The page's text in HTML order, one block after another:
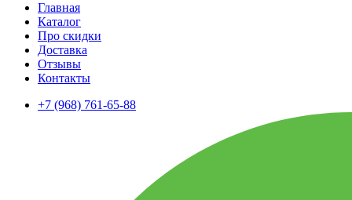
Главная
Каталог
Про скидки
Доставка
Отзывы
Контакты
+7 (968) 761-65-88